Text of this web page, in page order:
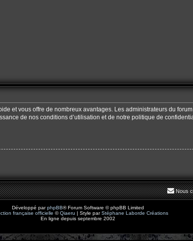
et vous offre de nombreux avantages. Les administrateurs du
de nos conditions d’utilisation et de notre politique de
Nous
Développé parphpBB® Forum Software © phpBB Limited
française officielle ©Qiaeru | Style parStéphane Laborde Créations
En ligne depuis septembre 2002